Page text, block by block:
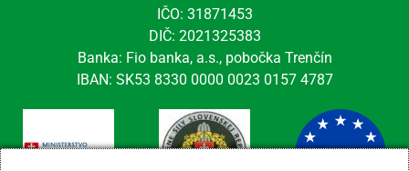
IČO: 31871453
DIČ: 2021325383
Banka: Fio banka, a.s., pobočka Trenčín
IBAN: SK53 8330 0000 0023 0157 4787